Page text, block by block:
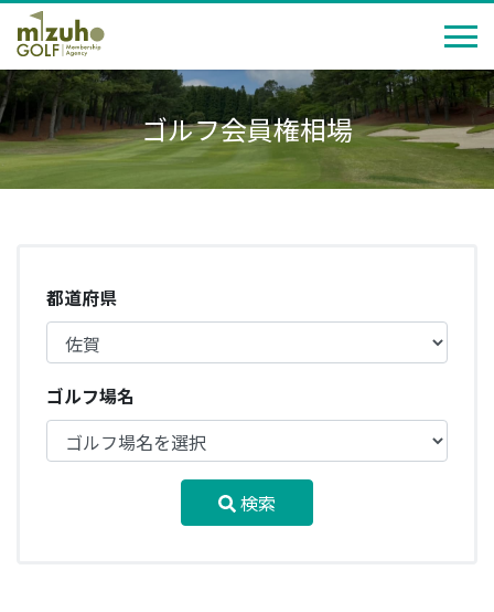
ゴルフ会員権相場
都道府県
ゴルフ場名
検索